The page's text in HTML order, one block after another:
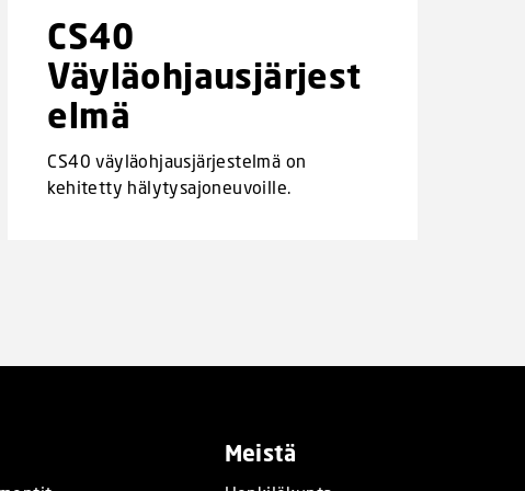
CS40
Väyläohjausjärjest
elmä
CS40 väyläohjausjärjestelmä on
kehitetty hälytysajoneuvoille.
Meistä